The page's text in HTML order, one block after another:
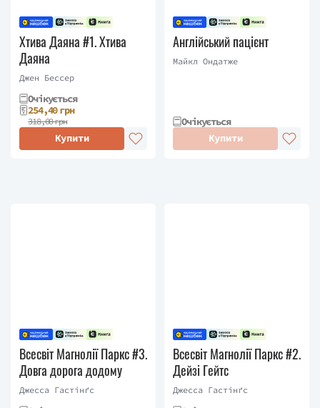
Хтива Даяна #1. Хтива
Даяна
Джен Бессер
Очікується
254,40 грн
318,00 грн
Купити
Англійський пацієнт
Майкл Ондатже
Очікується
Купити
Всесвіт Магнолії Паркс #3.
Довга дорога додому
Джесса Гастінґс
Всесвіт Магнолії Паркс #2.
Дейзі Гейтс
Джесса Гастінґс